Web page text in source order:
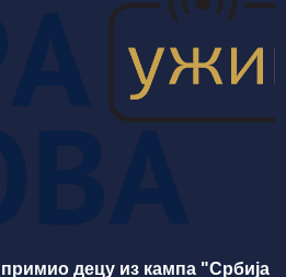
децу из кампа "Србија